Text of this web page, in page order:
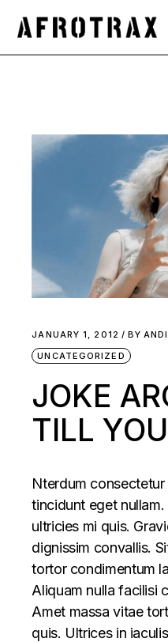
JANUARY 1, 2012 BY
UNCATEGORIZED
JOKE
TILL
Nterdum
tincidunt eget
ultricies mi quis.
dignissim convallis.
tortor condimentum
Aliquam nulla facilisi
Amet massa vitae
quis. Ultrices in